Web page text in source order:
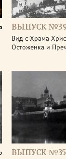
ВЫПУСК
Вид с Храма
Остоженка и
ВЫПУСК №35